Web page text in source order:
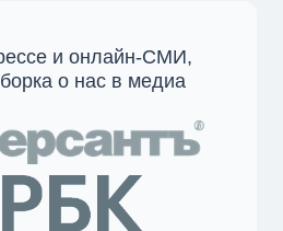
и онлайн-СМИ,
о нас в медиа